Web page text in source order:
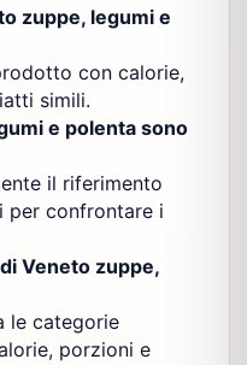
zuppe, legumi e
con calorie,
simili.
e polenta sono
il riferimento
per confrontare i
Veneto zuppe,
le categorie
porzioni e